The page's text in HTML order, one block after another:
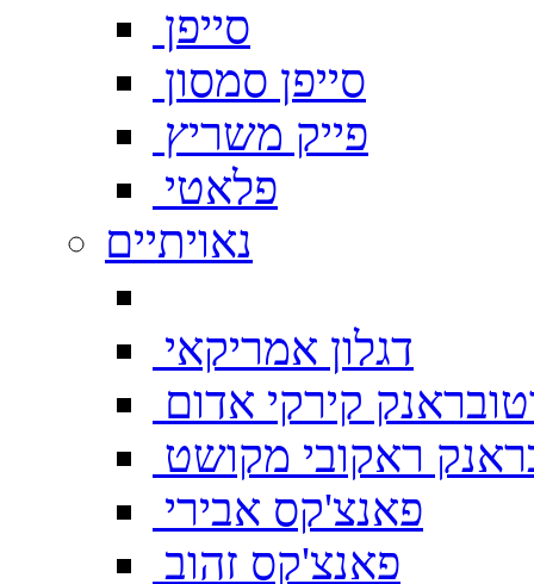
סייפן
סייפן סמסון
פייק משריץ
פלאטי
נאויתיים
דגלון אמריקאי
קירקי אדום
ראקובי מקושט
פאנצ'קס אבירי
פאנצ'קס זהוב